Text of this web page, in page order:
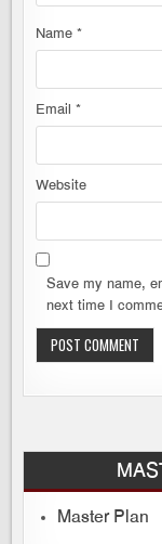
Name*
Email*
Website
Save my name,
next time I
Master Plan